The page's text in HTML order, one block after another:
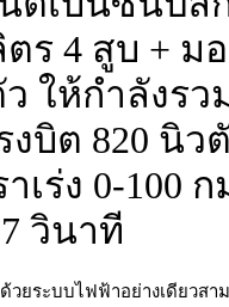
ร 4 สูบ + ม
ให้กำลังรว
งบิต 820 นิว
เร่ง 0-100
วินาที
วยระบบไฟฟ้าอย่างเดียวสา